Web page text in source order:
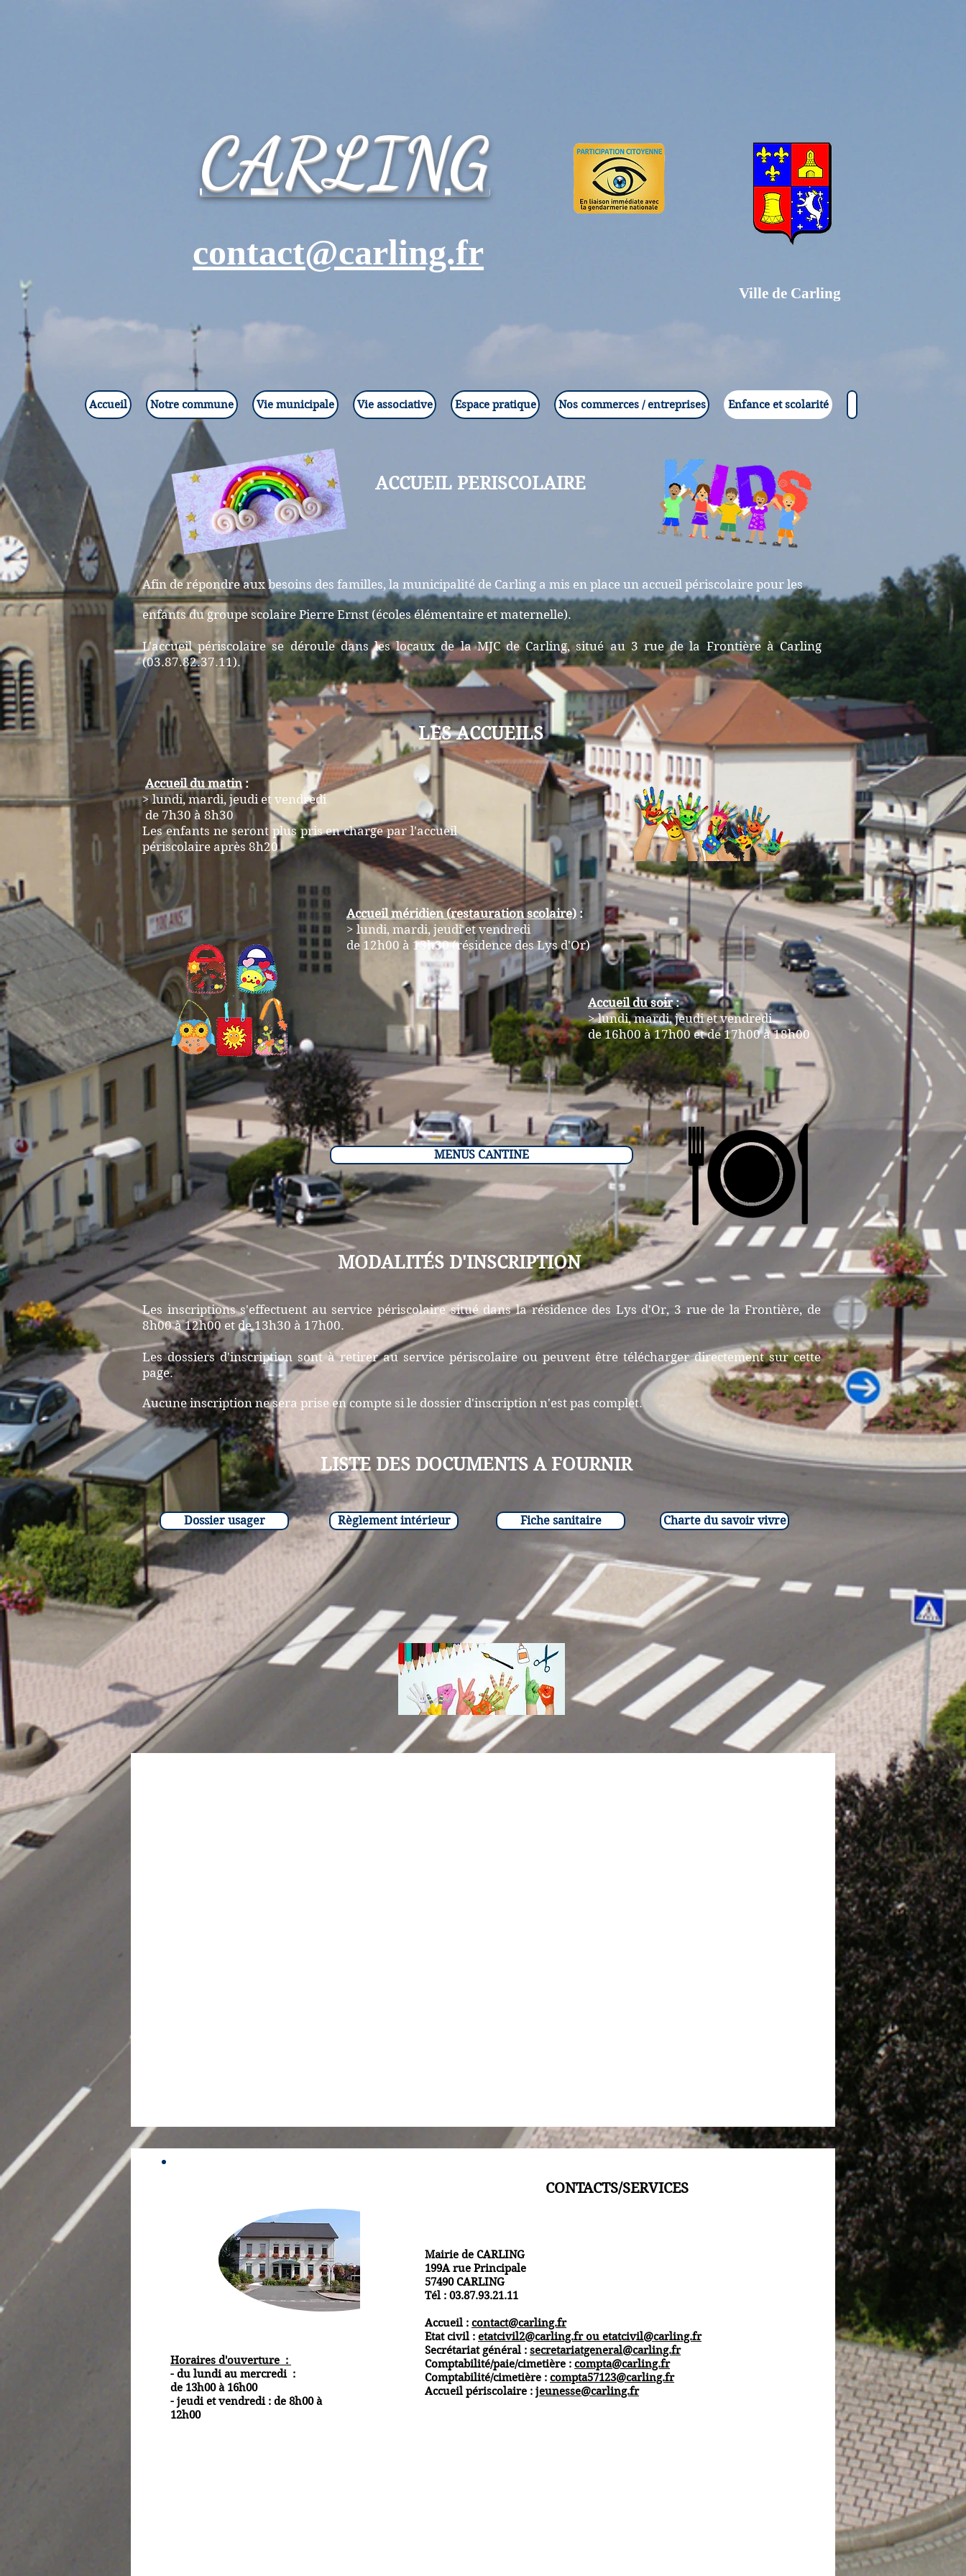
CARLING
contact@carling.fr
Ville de Carling
Accueil Notre commune Vie municipale Vie associative Espace pratique Nos commerces / entreprises Enfance et scolarité
ACCUEIL PERISCOLAIRE
Afin de répondre aux besoins des familles, la municipalité de Carling a mis en place un accueil périscolaire pour les
enfants du groupe scolaire Pierre Ernst (écoles élémentaire et maternelle).
L'accueil périscolaire se déroule dans les locaux de la MJC de Carling, situé au 3 rue de la Frontière à Carling
(03.87.82.37.11).
LES ACCUEILS
Accueil du matin:
> lundi, mardi, jeudi et vendredi
de 7h30 à 8h30
Les enfants ne seront plus pris en charge par l'accueil
périscolaire après 8h20
Accueil méridien (restauration scolaire) :
> lundi, mardi, jeudi et vendredi
de 12h00 à 13h30 (résidence des Lys d'Or)
Accueil du soir:
> lundi, mardi, jeudi et vendredi
de 16h00 à 17h00 et de 17h00 à 18h00
MENUS CANTINE
MODALITÉS D'INSCRIPTION
Les inscriptions s'effectuent au service périscolaire situé dans la résidence des Lys d'Or, 3 rue de la Frontière, de
8h00à 12h00 et de 13h30 à 17h00.
Les dossiers d'inscription sont à retirer au service périscolaire ou peuvent être télécharger directement sur cette
page.
Aucune inscription ne sera prise en compte si le dossier d'inscription n'est pas complet.
LISTE DES DOCUMENTS A FOURNIR
Dossier usager Règlement intérieur Fiche sanitaire Charte du savoir vivre
Horaires d'ouverture :
- du lundi au mercredi :
de 13h00 à 16h00
- jeudi et vendredi : de 8h00 à
12h00
CONTACTS/SERVICES
Mairie de CARLING
199A rue Principale
57490 CARLING
Tél : 03.87.93.21.11
Accueil : contact@carling.fr
Etat civil : etatcivil2@carling.fr ou etatcivil@carling.fr
Secrétariat général : secretariatgeneral@carling.fr
Comptabilité/paie/cimetière : compta@carling.fr
Comptabilité/cimetière : compta57123@carling.fr
Accueil périscolaire : jeunesse@carling.fr